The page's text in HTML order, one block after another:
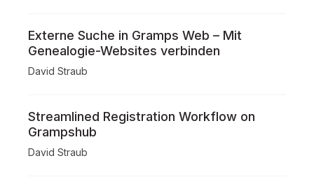
Externe Suche in Gramps Web – Mit
Genealogie-Websites verbinden
David Straub
Streamlined Registration Workflow on
Grampshub
David Straub